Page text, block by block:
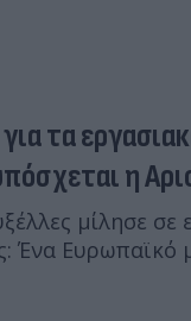
τα
η
μίλησε
Ένα Ευρωπαϊκό